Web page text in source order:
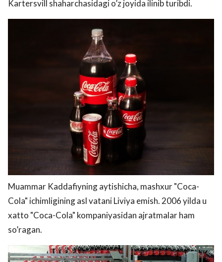
Kartersvill shaharchasidagi o’z joyida ilinib turibdi.
Muammar Kaddafiyning aytishicha, mashxur "Coca-
Cola" ichimligining asl vatani Liviya emish. 2006 yilda u
xatto "Coca-Cola" kompaniyasidan ajratmalar ham
so’ragan.